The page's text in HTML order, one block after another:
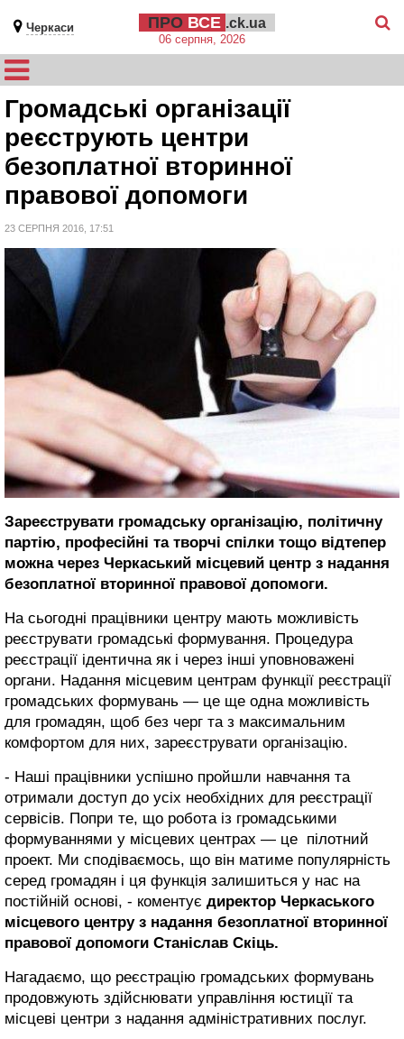
Черкаси ПРО ВСЕ .ck.ua
06 серпня, 2026
Громадські організації
реєструють центри
безоплатної вторинної
правової допомоги
23 СЕРПНЯ 2016, 17:51
Зареєструвати громадську організацію, політичну
партію, професійні та творчі спілки тощо відтепер
можна через Черкаський місцевий центр з надання
безоплатної вторинної правової допомоги.
На сьогодні працівники центру мають можливість
реєструвати громадські формування. Процедура
реєстрації ідентична як і через інші уповноважені
органи. Надання місцевим центрам функції реєстрації
громадських формувань — це ще одна можливість
для громадян, щоб без черг та з максимальним
комфортом для них, зареєструвати організацію.
- Наші працівники успішно пройшли навчання та
отримали доступ до усіх необхідних для реєстрації
сервісів. Попри те, що робота із громадськими
формуваннями у місцевих центрах — це пілотний
проект. Ми сподіваємось, що він матиме популярність
серед громадян і ця функція залишиться у нас на
постійній основі, - коментує директор Черкаського
місцевого центру з надання безоплатної вторинної
правової допомоги Станіслав Скіць.
Нагадаємо, що реєстрацію громадських формувань
продовжують здійснювати управління юстиції та
місцеві центри з надання адміністративних послуг.